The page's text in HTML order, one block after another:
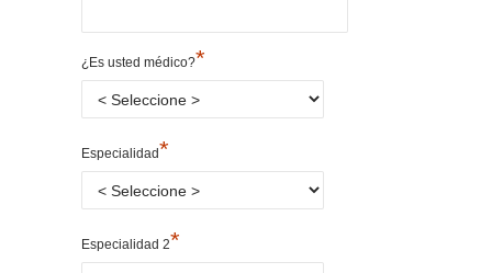
¿Es usted médico?*
Especialidad*
Especialidad 2*